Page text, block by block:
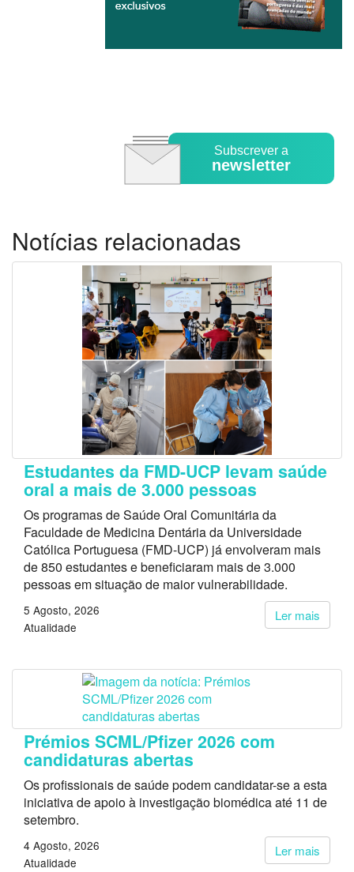
Subscrever a
newsletter
Notícias relacionadas
Estudantes da FMD-UCP levam saúde
oral a mais de 3.000 pessoas
Os programas de Saúde Oral Comunitária da
Faculdade de Medicina Dentária da Universidade
Católica Portuguesa (FMD-UCP) já envolveram mais
de 850 estudantes e beneficiaram mais de 3.000
pessoas em situação de maior vulnerabilidade.
Ler mais
5 Agosto, 2026
Atualidade
Prémios SCML/Pfizer 2026 com
candidaturas abertas
Os profissionais de saúde podem candidatar-se a esta
iniciativa de apoio à investigação biomédica até 11 de
setembro.
Ler mais
4 Agosto, 2026
Atualidade